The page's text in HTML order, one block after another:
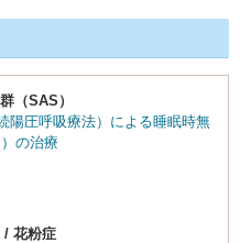
（SAS）
陽圧呼吸療法）による睡眠時無
の治療
/ 花粉症